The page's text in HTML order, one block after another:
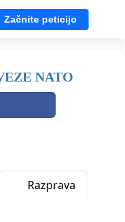
Začnite peticijo
NATO
Razprava